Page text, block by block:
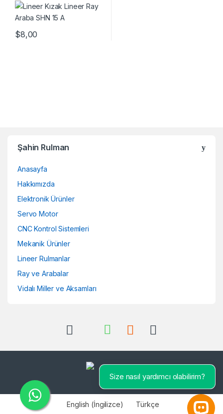
$8,00
Şahin Rulman
Anasayfa
Hakkımızda
Elektronik Ürünler
Servo Motor
CNC Kontrol Sistemleri
Mekanik Ürünler
Lineer Rulmanlar
Ray ve Arabalar
Vidalı Miller ve Aksamları
English (İngilizce)
Türkçe
Size nasıl yardımcı olabilirim?